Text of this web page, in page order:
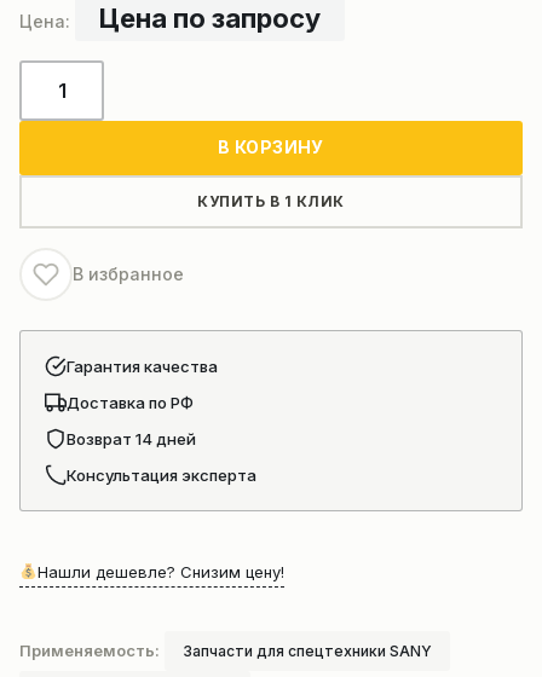
Цена по запросу
товара
Sany
SRC750
В КОРЗИНУ
КУПИТЬ В 1 КЛИК
В избранное
Гарантия качества
Доставка по РФ
Возврат 14 дней
Консультация эксперта
Нашли дешевле? Снизим цену!
Применяемость: Запчасти для спецтехники SANY